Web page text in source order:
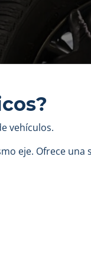
vehículos.
eje. Ofrece una